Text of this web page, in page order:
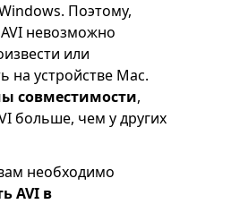
Поэтому,
невозможно
или
на устройстве Mac.
совместимости,
больше, чем у других
необходимо
AVI в